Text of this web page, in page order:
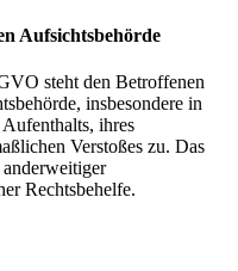
Aufsichtsbehörde
steht den Betroffenen
insbesondere in
ihres
Verstoßes zu. Das
anderweitiger
Rechtsbehelfe.